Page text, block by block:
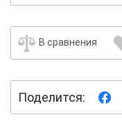
В сравнения
Поделится: